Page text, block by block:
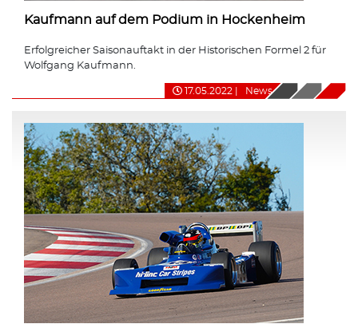
Kaufmann auf dem Podium in Hockenheim
Erfolgreicher Saisonauftakt in der Historischen Formel 2 für
Wolfgang Kaufmann.
17.05.2022 News